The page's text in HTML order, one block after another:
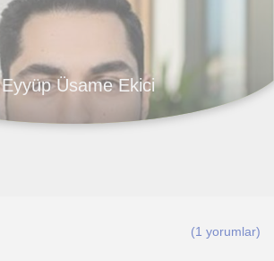
Eyyüp Üsame Ekici
(1 yorumlar)